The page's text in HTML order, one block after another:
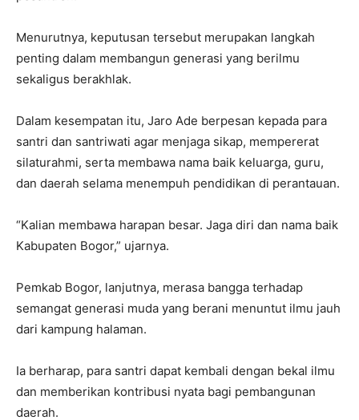
Menurutnya, keputusan tersebut merupakan langkah
penting dalam membangun generasi yang berilmu
sekaligus berakhlak.
Dalam kesempatan itu, Jaro Ade berpesan kepada para
santri dan santriwati agar menjaga sikap, mempererat
silaturahmi, serta membawa nama baik keluarga, guru,
dan daerah selama menempuh pendidikan di perantauan.
“Kalian membawa harapan besar. Jaga diri dan nama baik
Kabupaten Bogor,” ujarnya.
Pemkab Bogor, lanjutnya, merasa bangga terhadap
semangat generasi muda yang berani menuntut ilmu jauh
dari kampung halaman.
Ia berharap, para santri dapat kembali dengan bekal ilmu
dan memberikan kontribusi nyata bagi pembangunan
daerah.